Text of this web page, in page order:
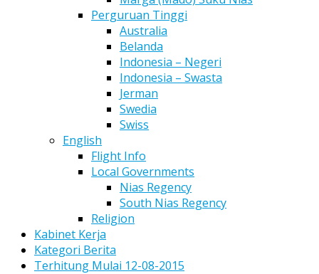
Perguruan Tinggi
Australia
Belanda
Indonesia – Negeri
Indonesia – Swasta
Jerman
Swedia
Swiss
English
Flight Info
Local Governments
Nias Regency
South Nias Regency
Religion
Kabinet Kerja
Kategori Berita
Terhitung Mulai 12-08-2015